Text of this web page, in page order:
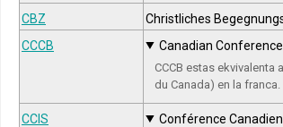
CBZ Christliches
CCCB Canadian
CCCB estas ekvivalenta
du Canada) en la franca.
CCIS Conférence